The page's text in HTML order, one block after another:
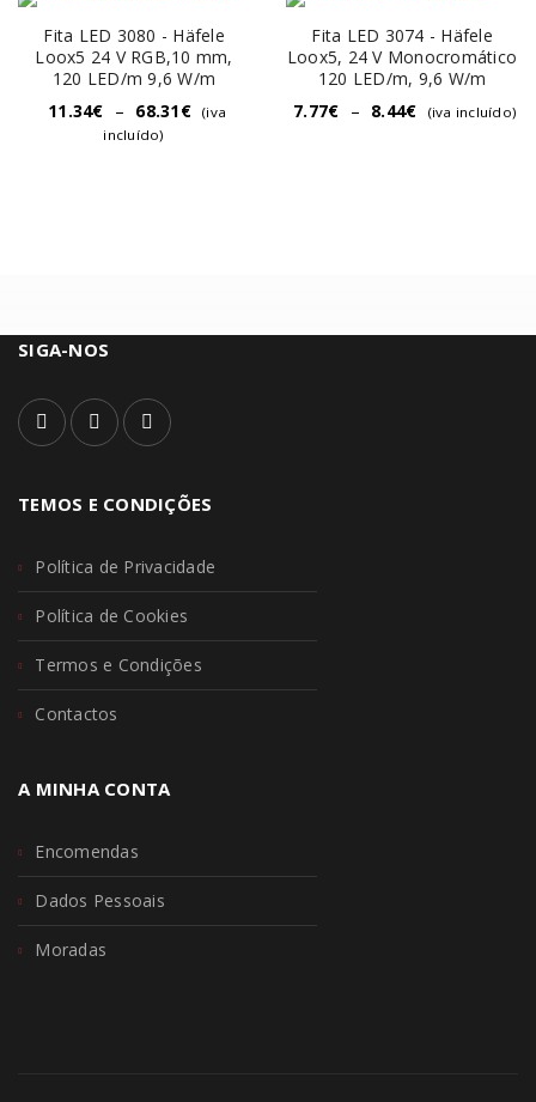
Fita LED 3080 - Häfele
Loox5 24 V RGB,10 mm,
120 LED/m 9,6 W/m
11.34€ – 68.31€
(iva
incluído)
Fita LED 3074 - Häfele
Loox5, 24 V Monocromático
120 LED/m, 9,6 W/m
7.77€ – 8.44€ (iva incluído)
SIGA-NOS
TEMOS E CONDIÇÕES
Política de Privacidade
Política de Cookies
Termos e Condições
Contactos
A MINHA CONTA
Encomendas
Dados Pessoais
Moradas